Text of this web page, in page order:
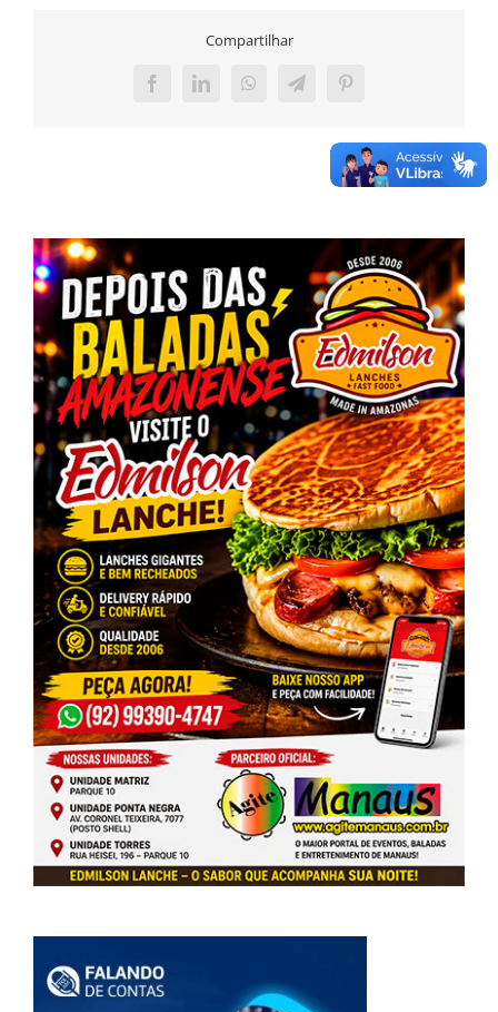
Compartilhar
FacebookLinkedInWhatsAppTelegramPinterest